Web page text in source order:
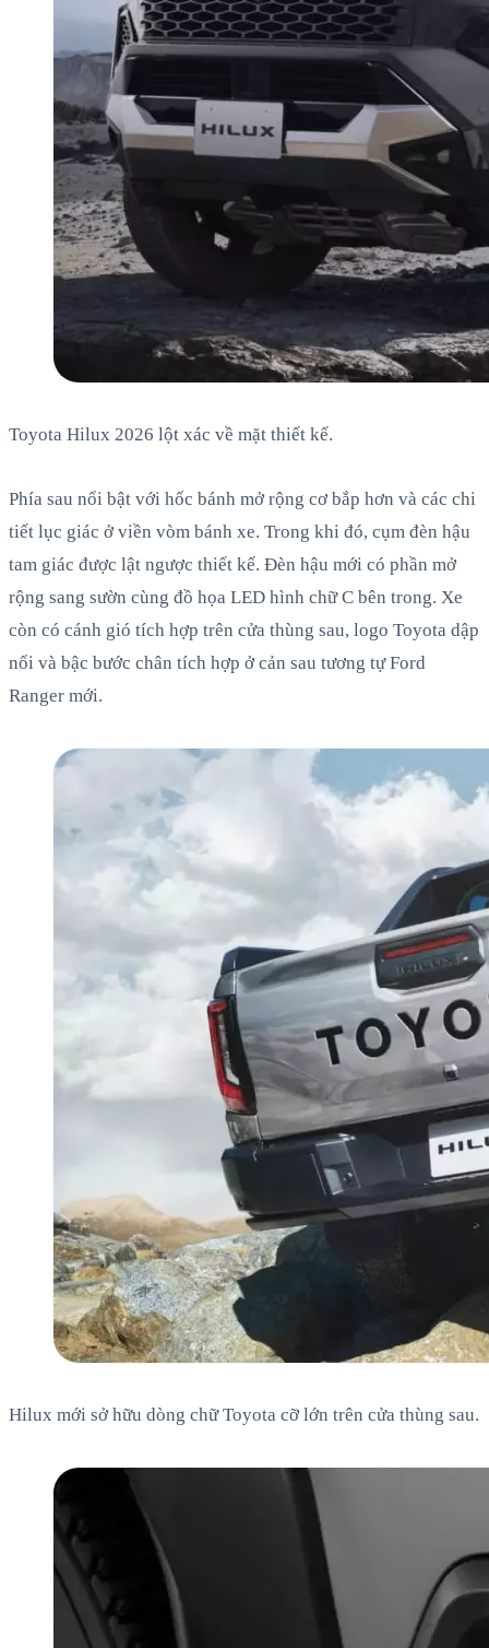
Toyota Hilux 2026 lột xác về mặt thiết kế.
Phía sau nổi bật với hốc bánh mở rộng cơ bắp hơn và các chi
tiết lục giác ở viền vòm bánh xe. Trong khi đó, cụm đèn hậu
tam giác được lật ngược thiết kế. Đèn hậu mới có phần mở
rộng sang sườn cùng đồ họa LED hình chữ C bên trong. Xe
còn có cánh gió tích hợp trên cửa thùng sau, logo Toyota dập
nổi và bậc bước chân tích hợp ở cản sau tương tự Ford
Ranger mới.
Hilux mới sở hữu dòng chữ Toyota cỡ lớn trên cửa thùng sau.